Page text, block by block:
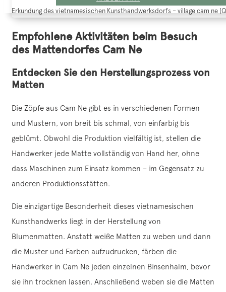
Erkundung des vietnamesischen Kunsthandwerksdorfs – village cam ne
Empfohlene Aktivitäten beim Besuch
des Mattendorfes Cam Ne
Entdecken Sie den Herstellungsprozess von
Matten
Die Zöpfe aus Cam Ne gibt es in verschiedenen Formen
und Mustern, von breit bis schmal, von einfarbig bis
geblümt. Obwohl die Produktion vielfältig ist, stellen die
Handwerker jede Matte vollständig von Hand her, ohne
dass Maschinen zum Einsatz kommen – im Gegensatz zu
anderen Produktionsstätten.
Die einzigartige Besonderheit dieses vietnamesischen
Kunsthandwerks liegt in der Herstellung von
Blumenmatten. Anstatt weiße Matten zu weben und dann
die Muster und Farben aufzudrucken, färben die
Handwerker in Cam Ne jeden einzelnen Binsenhalm, bevor
sie ihn trocknen lassen. Anschließend weben sie die Matten